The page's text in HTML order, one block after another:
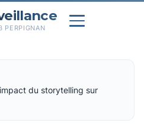
PERPIGNAN
du storytelling sur